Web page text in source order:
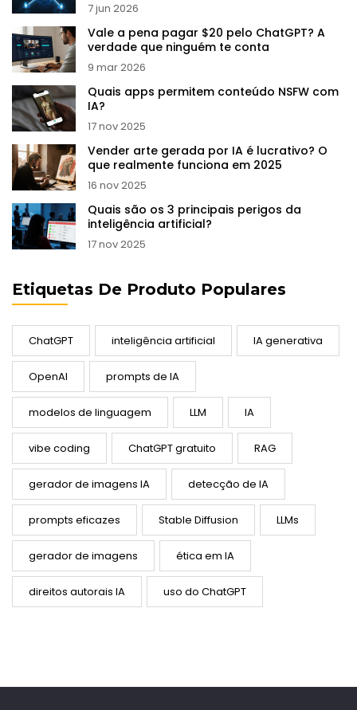
7 jun 2026
Vale a pena pagar $20 pelo ChatGPT? A
verdade que ninguém te conta
9 mar 2026
Quais apps permitem conteúdo NSFW com
IA?
17 nov 2025
Vender arte gerada por IA é lucrativo? O
que realmente funciona em 2025
16 nov 2025
Quais são os 3 principais perigos da
inteligência artificial?
17 nov 2025
Etiquetas De Produto Populares
ChatGPT inteligência artificial IA generativa
OpenAI prompts de IA
modelos de linguagem LLM IA
vibe coding ChatGPT gratuito RAG
gerador de imagens IA detecção de IA
prompts eficazes Stable Diffusion LLMs
gerador de imagens ética em IA
direitos autorais IA uso do ChatGPT